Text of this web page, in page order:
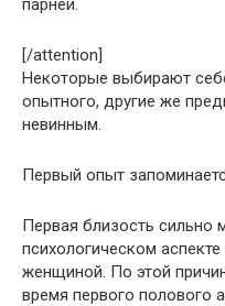
парней.
[/attention]
Некоторые выбирают
опытного, другие же
невинным.
Первый опыт
Первая близость сильно
психологическом
женщиной. По этой
время первого полового